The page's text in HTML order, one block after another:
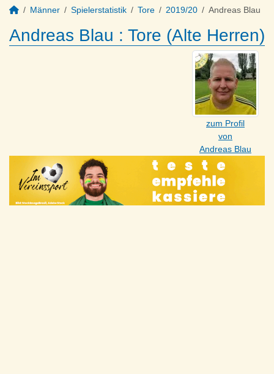
Männer Spielerstatistik Tore 2019/20 Andreas Blau
Andreas Blau : Tore (Alte Herren)
zum Profil
von
Andreas Blau